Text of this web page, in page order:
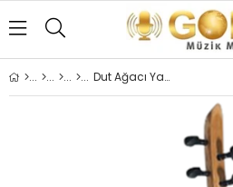
Dut Ağacı Yaprak Cura Bağlama ( Mat Cila )